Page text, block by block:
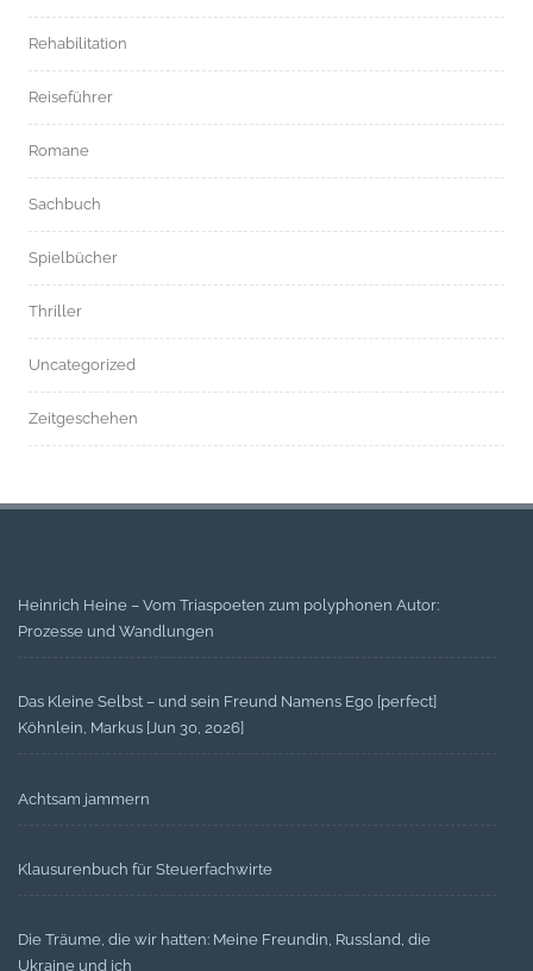
Rehabilitation
Reiseführer
Romane
Sachbuch
Spielbücher
Thriller
Uncategorized
Zeitgeschehen
Heinrich Heine – Vom Triaspoeten zum polyphonen Autor:
Prozesse und Wandlungen
Das Kleine Selbst – und sein Freund Namens Ego [perfect]
Köhnlein, Markus [Jun 30, 2026]
Achtsam jammern
Klausurenbuch für Steuerfachwirte
Die Träume, die wir hatten: Meine Freundin, Russland, die
Ukraine und ich